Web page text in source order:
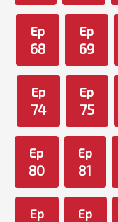
Ep
68
Ep
69
Ep
74
Ep
75
Ep
80
Ep
81
Ep Ep